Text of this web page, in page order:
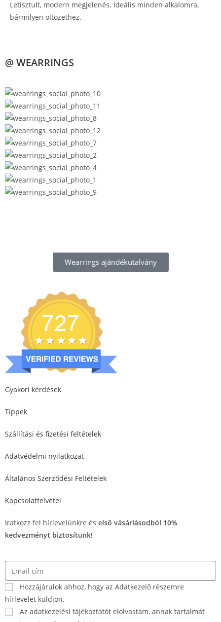
Letisztult, modern megjelenés. Ideális minden alkalomra,
bármilyen öltözethez.
@ WEARRINGS
Wearrings ajándékutalvány
Gyakori kérdések
Tippek
Szállítási és fizetési feltételek
Adatvédelmi nyilatkozat
Általános Szerződési Feltételek
Kapcsolatfelvétel
Iratkozz fel hírlevelünkre és első vásárlásodból 10%
kedvezményt biztosítunk!
Hozzájárulok ahhoz, hogy az Adatkezelő részemre
hírlevelet küldjön.
Az adatkezelési tájékoztatót elolvastam, annak tartalmát